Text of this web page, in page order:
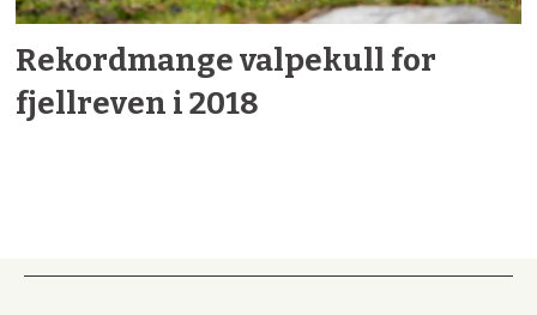
Rekordmange valpekull for
fjellreven i 2018